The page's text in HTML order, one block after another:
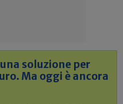
soluzione per
Ma oggi è ancora